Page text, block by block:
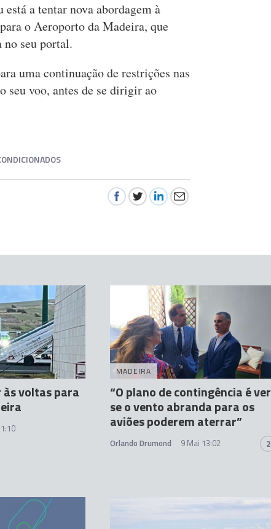
a tentar nova abordagem à
o Aeroporto da Madeira, que
seu portal.
uma continuação de restrições nas
seu voo, antes de se dirigir ao
voltas para
MADEIRA
“O plano de contingência é ver
se o vento abranda para os
aviões poderem aterrar”
Orlando Drumond 9 Mai 13:02 2